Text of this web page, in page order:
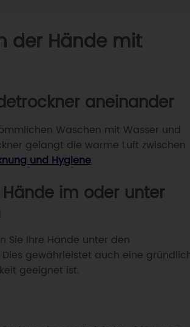
der Hände mit
aneinander
Waschen mit Wasser und
gelangt die warme Luft zwischen
und Hygiene
im oder unter
Sie Ihre Hände unter den
gewährleistet auch eine
geeignet ist.
MODELLE ANSEHEN